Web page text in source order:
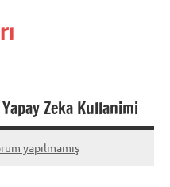
Zeka Kullanimi
yapılmamış